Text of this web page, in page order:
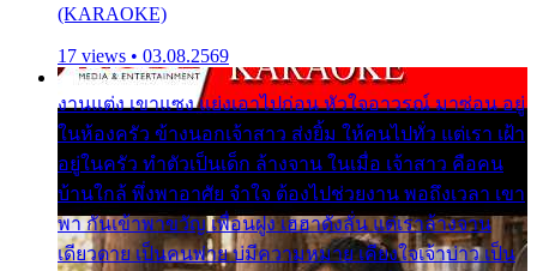
(KARAOKE)
17 views • 03.08.2569
งานแต่ง เขาแซง แย่งเอาไปก่อน หัวใจอาวรณ์ มาซ่อน อยู่
ในห้องครัว ข้างนอกเจ้าสาว ส่งยิ้ม ให้คนไปทั่ว แต่เรา เฝ้า
อยู่ในครัว ทำตัวเป็นเด็ก ล้างจาน ในเมื่อ เจ้าสาว คือคน
บ้านใกล้ พึ่งพาอาศัย จำใจ ต้องไปช่วยงาน พอถึงเวลา เขา
พา กันเข้าพาขวัญ เพื่อนฝูง เฮฮาดังลั่น แต่เราล้างจาน
เดียวดาย เป็นคนพ่าย บ่มีความหมาย เคียงใจเจ้าบ่าว เป็น